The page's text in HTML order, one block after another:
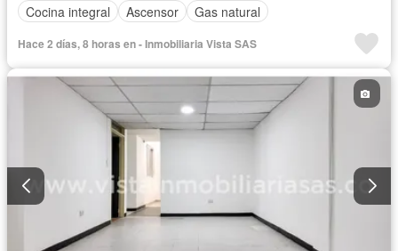
Cocina integral
Ascensor Gas natural
Hace 2 días, 8 horas en - Inmobiliaria Vista SAS